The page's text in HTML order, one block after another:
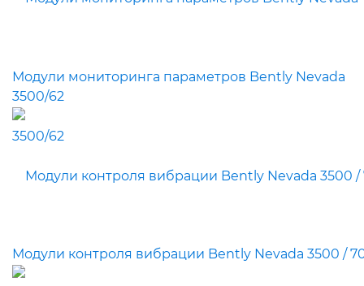
Модули мониторинга параметров Bently Nevada
3500/62
Модули контроля вибрации Bently Nevada 3500 /